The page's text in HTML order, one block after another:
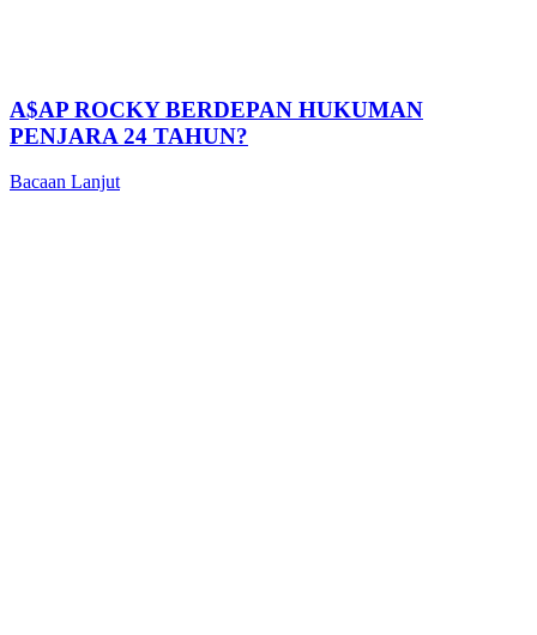
A$AP ROCKY BERDEPAN HUKUMAN
PENJARA 24 TAHUN?
Bacaan Lanjut